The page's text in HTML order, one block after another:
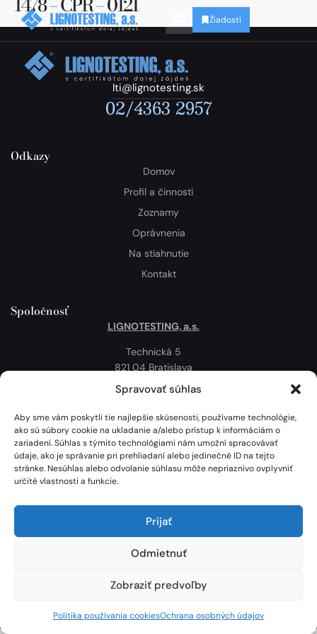
Spravovať súhlas
Aby sme vám poskytli tie najlepšie skúsenosti, používame technológie,
ako sú súbory cookie na ukladanie a/alebo prístup k informáciám o
zariadení. Súhlas s týmito technológiami nám umožní spracovávať
údaje, ako je správanie pri prehliadaní alebo jedinečné ID na tejto
stránke. Nesúhlas alebo odvolanie súhlasu môže nepriaznivo ovplyvniť
určité vlastnosti a funkcie.
Prijať
Odmietnuť
Zobraziť predvoľby
Politika používania cookiesOchrana osobných údajov
Žiadosti
lti@lignotesting.sk
02/4363 2957
Odkazy
Domov
Profil a činnosti
Zoznamy
Oprávnenia
Na stiahnutie
Kontakt
Spoločnosť
LIGNOTESTING, a.s.
Technická 5
821 04 Bratislava
Slovenská republika
Politika používania cookies
Mapa
Lignotesting, a. s. © 2024 | Všetky práva vyhradené. | Vytvoril: Marek Heinfarth.